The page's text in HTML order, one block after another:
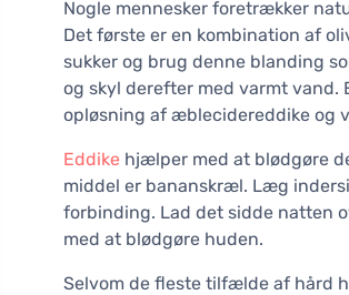
Nogle mennesker foretrækker
Det første er en kombination af
sukker og brug denne blanding
og skyl derefter med varmt
opløsning af æblecidereddike og
Eddike hjælper med at blødgøre
middel er bananskræl. Læg
forbinding. Lad det sidde natten
med at blødgøre huden.
Selvom de fleste tilfælde af hård